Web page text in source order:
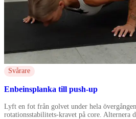
Svårare
Enbeinsplanka till push-up
Lyft en fot från golvet under hela
rotationsstabilitets-kravet på core. Alternera